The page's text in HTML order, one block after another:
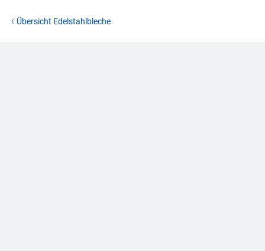
Übersicht Edelstahlbleche